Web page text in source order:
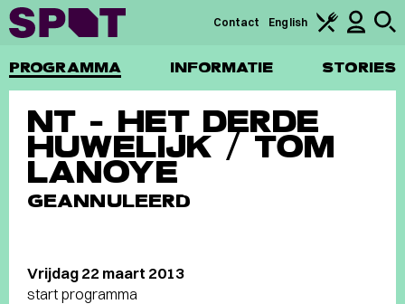
PROGRAMMA INFORMATIE STORIES
Contact English
NT – HET DERDE
HUWELIJK / TOM
LANOYE
GEANNULEERD
Vrijdag 22 maart 2013
start programma